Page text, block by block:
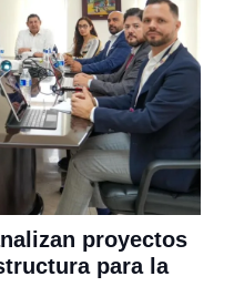
proyectos
para la